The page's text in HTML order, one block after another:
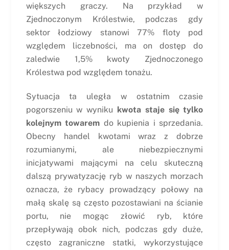
większych graczy. Na przykład w
Zjednoczonym Królestwie, podczas gdy
sektor łodziowy stanowi 77% floty pod
względem liczebności, ma on dostęp do
zaledwie 1,5% kwoty Zjednoczonego
Królestwa pod względem tonażu.
Sytuacja ta uległa w ostatnim czasie
pogorszeniu w wyniku kwota staje się tylko
kolejnym towarem do kupienia i sprzedania.
Obecny handel kwotami wraz z dobrze
rozumianymi, ale niebezpiecznymi
inicjatywami mającymi na celu skuteczną
dalszą prywatyzację ryb w naszych morzach
oznacza, że rybacy prowadzący połowy na
małą skalę są często pozostawiani na ścianie
portu, nie mogąc złowić ryb, które
przepływają obok nich, podczas gdy duże,
często zagraniczne statki, wykorzystujące